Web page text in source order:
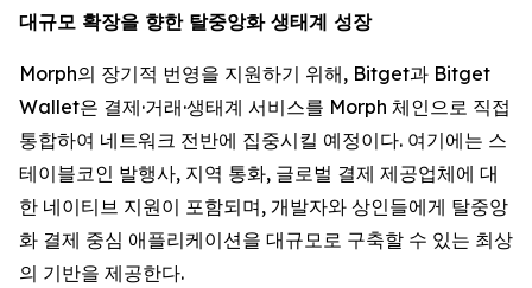
대규모 확장을 향한 탈중앙화 생태계 성장
Morph의 장기적 번영을 지원하기 위해, Bitget과 Bitget
Wallet은 결제·거래·생태계 서비스를 Morph 체인으로 직접
통합하여 네트워크 전반에 집중시킬 예정이다. 여기에는 스
테이블코인 발행사, 지역 통화, 글로벌 결제 제공업체에 대
한 네이티브 지원이 포함되며, 개발자와 상인들에게 탈중앙
화 결제 중심 애플리케이션을 대규모로 구축할 수 있는 최상
의 기반을 제공한다.